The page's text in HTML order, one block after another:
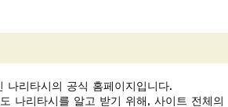
나리타시의 공식 홈페이지입니다.
나리타시를 알고 받기 위해, 사이트 전체